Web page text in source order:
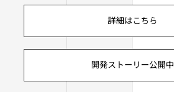
詳細はこちら
開発ストーリー公開中